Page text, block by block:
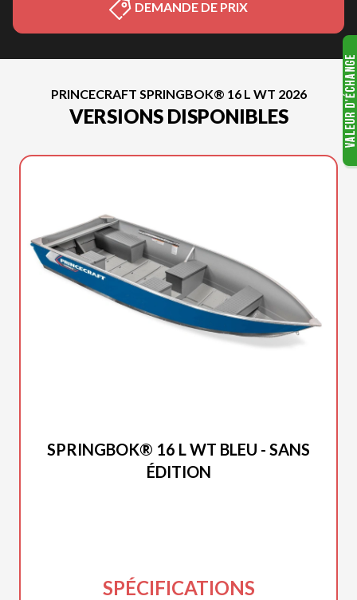
DEMANDE DE PRIX
PRINCECRAFT SPRINGBOK® 16 L WT 2026
VERSIONS DISPONIBLES
SPRINGBOK® 16 L WT BLEU - SANS
ÉDITION
SPÉCIFICATIONS